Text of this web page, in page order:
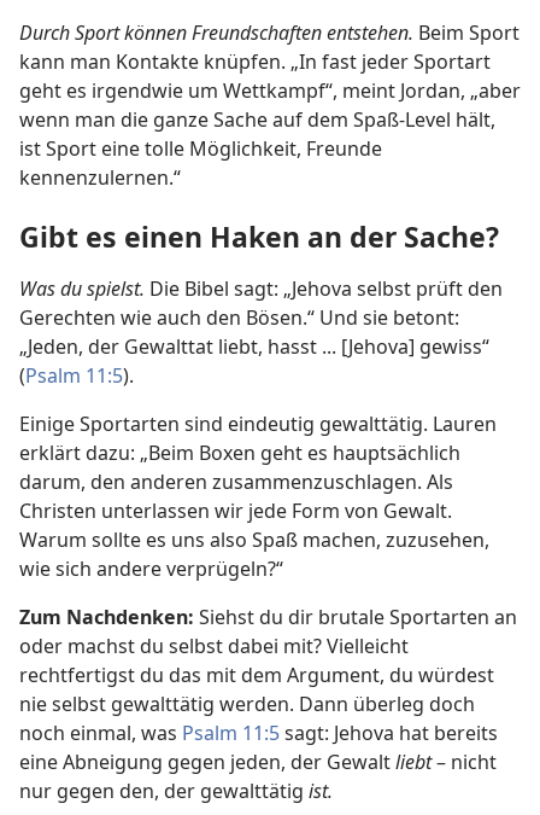
Durch Sport können Freundschaften entstehen. Beim Sport
kann man Kontakte knüpfen. „In fast jeder Sportart
geht es irgendwie um Wettkampf“, meint Jordan, „aber
wenn man die ganze Sache auf dem Spaß-Level hält,
ist Sport eine tolle Möglichkeit, Freunde
kennenzulernen.“
Gibt es einen Haken an der Sache?
Was du spielst. Die Bibel sagt: „Jehova selbst prüft den
Gerechten wie auch den Bösen.“ Und sie betont:
„Jeden, der Gewalttat liebt, hasst ... [Jehova] gewiss“
(Psalm 11:5).
Einige Sportarten sind eindeutig gewalttätig. Lauren
erklärt dazu: „Beim Boxen geht es hauptsächlich
darum, den anderen zusammenzuschlagen. Als
Christen unterlassen wir jede Form von Gewalt.
Warum sollte es uns also Spaß machen, zuzusehen,
wie sich andere verprügeln?“
Zum Nachdenken: Siehst du dir brutale Sportarten an
oder machst du selbst dabei mit? Vielleicht
rechtfertigst du das mit dem Argument, du würdest
nie selbst gewalttätig werden. Dann überleg doch
noch einmal, was Psalm 11:5sagt: Jehova hat bereits
eine Abneigung gegen jeden, der Gewaltliebt– nicht
nur gegen den, der gewalttätig ist.